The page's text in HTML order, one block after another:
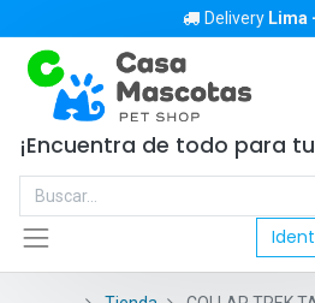
Delivery Lima
¡Encuentra de todo para